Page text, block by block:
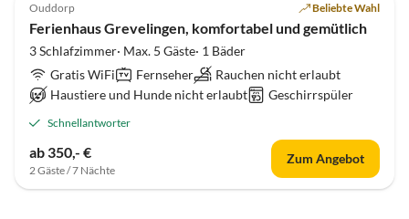
Ouddorp Beliebte Wahl
Ferienhaus Grevelingen, komfortabel und gemütlich
3 Schlafzimmer· Max. 5 Gäste· 1 Bäder
Gratis WiFi
Fernseher
Rauchen nicht erlaubt
Haustiere und Hunde nicht erlaubt
Geschirrspüler
Schnellantworter
ab 350,- €
2 Gäste / 7 Nächte
Zum Angebot